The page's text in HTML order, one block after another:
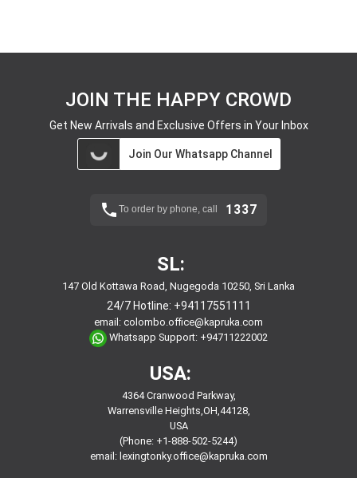
JOIN THE HAPPY CROWD
Get New Arrivals and Exclusive Offers in Your Inbox
Join Our Whatsapp Channel
To order by phone, call 1337
SL:
147 Old Kottawa Road, Nugegoda 10250, Sri Lanka
24/7 Hotline: +94117551111
email: colombo.office@kapruka.com
Whatsapp Support: +94711222002
USA:
4364 Cranwood Parkway,
Warrensville Heights,OH,44128,
USA
(Phone: +1-888-502-5244)
email: lexingtonky.office@kapruka.com